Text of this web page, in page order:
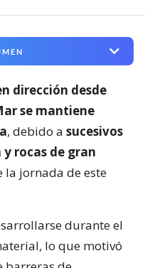
dirección desde
se mantiene
, debido a sucesivos
rocas de gran
jornada de este
durante el
lo que motivó